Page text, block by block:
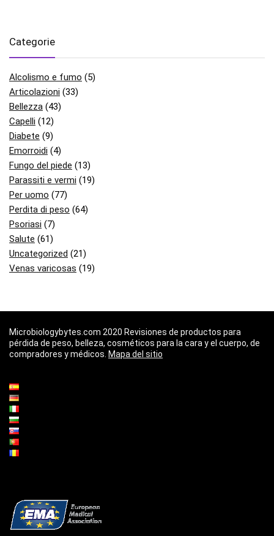
Categorie
Alcolismo e fumo (5)
Articolazioni (33)
Bellezza (43)
Capelli (12)
Diabete (9)
Emorroidi (4)
Fungo del piede (13)
Parassiti e vermi (19)
Per uomo (77)
Perdita di peso (64)
Psoriasi (7)
Salute (61)
Uncategorized (21)
Venas varicosas (19)
Microbiologybytes.com 2020 Revisiones de productos para
pérdida de peso, belleza, cosméticos para la cara y el cuerpo, de
compradores y médicos. Mapa del sitio